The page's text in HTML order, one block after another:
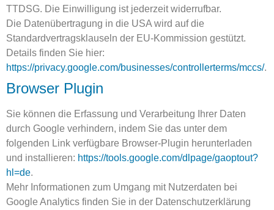
TTDSG. Die Einwilligung ist jederzeit widerrufbar.
Die Datenübertragung in die USA wird auf die
Standardvertragsklauseln der EU-Kommission gestützt.
Details finden Sie hier:
https://privacy.google.com/businesses/controllerterms/mccs/.
Browser Plugin
Sie können die Erfassung und Verarbeitung Ihrer Daten
durch Google verhindern, indem Sie das unter dem
folgenden Link verfügbare Browser-Plugin herunterladen
und installieren: https://tools.google.com/dlpage/gaoptout?
hl=de.
Mehr Informationen zum Umgang mit Nutzerdaten bei
Google Analytics finden Sie in der Datenschutzerklärung